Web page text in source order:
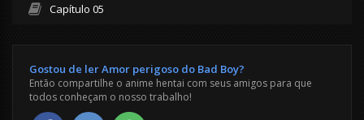
Capítulo 05
Gostou de ler Amor perigoso do Bad Boy?
Então compartilhe o anime hentai com seus amigos para que
todos conheçam o nosso trabalho!